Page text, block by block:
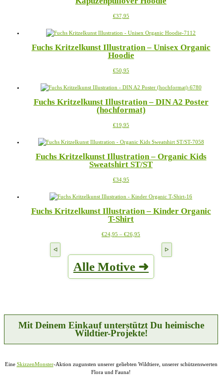
gewählt
Optionen
auf
Produktseite
gewählt
€37,95Dieses
weist
Varianten
auf.
Optionen
auf
Produktseite
gewählt
Fuchs Kritzelkunst Illustration – Unisex Organic
Hoodie
€50,95Dieses
weist
Varianten
auf.
Optionen
auf
Produktseite
gewählt
Fuchs Kritzelkunst Illustration – DIN A2 Poster
(hochformat)
€19,95Dieses
weist
Varianten
auf.
Optionen
auf
Produktseite
gewählt
Fuchs Kritzelkunst Illustration – Organic Kids
Sweatshirt ST/ST
€34,95Dieses
weist
Varianten
auf.
Optionen
Produktseite
gewählt
Fuchs Kritzelkunst Illustration – Kinder Organic
T-Shirt
€24,95 – €26,95
€26,95
mehrere
Varianten
auf.
Produktseite
gewählt
werden
Alle Motive ➜
Mit Deinem Einkauf unterstützt Du heimische
Wildtier-Projekte!
Eine SkizzenMonster-Aktion zugunsten unserer geliebten Wildtiere, unserer schützenswerten
Flora und Fauna!